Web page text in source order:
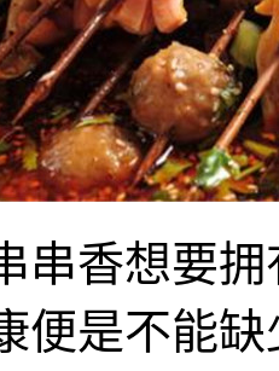
香想要拥
便是不能